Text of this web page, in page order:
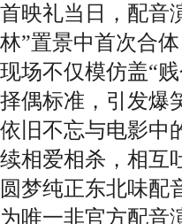
首映礼当日，配音
林”置景中首次合
现场不仅模仿盖“
择偶标准，引发爆
依旧不忘与电影中
续相爱相杀，相互
圆梦纯正东北味配
为唯一非官方配音